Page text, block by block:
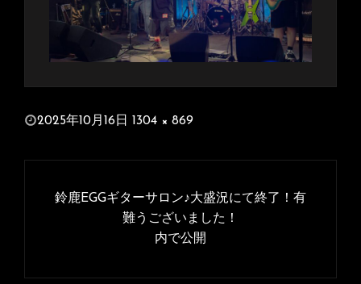
投
日:
2025年10月16日
ル
1304 × 869
ゲ
鈴鹿EGGギターサロン♪大盛況にて終了！有
難うございました！
内で公開